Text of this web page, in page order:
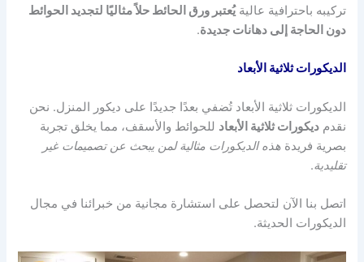
تركيبه باحترافية عاليةيُعتبر ورق الحائط حلاً مثاليًا لتجديد الحوائط
دون الحاجة إلى دهانات جديدة.
الديكورات ثلاثية الأبعاد
الديكورات ثلاثية الأبعاد تُضفي بعدًا جديدًا على ديكور المنزل. نحن
نقدمديكورات ثلاثية الأبعاد للحوائط والأسقف، مما يخلق تجربة
بصرية فريدةهذه الديكورات مثالية لمن يبحث عن تصميمات غير
تقليدية.
اتصل بنا الآن لتحصل على استشارة مجانية من خبرائنا في مجال
الديكورات الحديثة.